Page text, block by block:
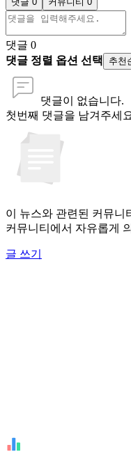
댓글 0
댓글 정렬 옵션 선택
추천
댓글이 없습니다.
첫번째 댓글을 남겨주세
이 뉴스와 관련된 커뮤니
커뮤니티에서 자유롭게
글 쓰기